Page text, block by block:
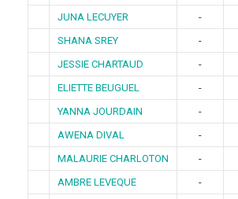
JUNA LECUYER
-
SHANA SREY
-
JESSIE CHARTAUD
-
ELIETTE BEUGUEL
-
YANNA JOURDAIN
-
AWENA DIVAL
-
MALAURIE CHARLOTON
-
AMBRE LEVEQUE
-